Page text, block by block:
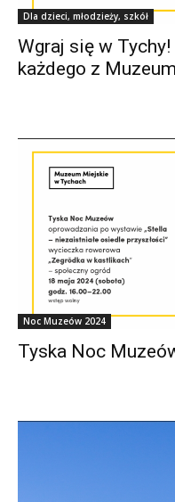
Dla dzieci, młodzieży, szkół
Wgraj się w
każdego z
Noc Muzeów 2024
Tyska Noc